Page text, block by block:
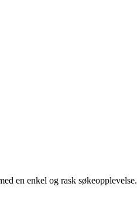
en enkel og rask søkeopplevelse.